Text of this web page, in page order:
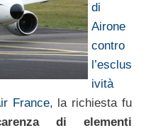
di
Airone
contro
l’esclus
ività
France, la richiesta fu
di elementi